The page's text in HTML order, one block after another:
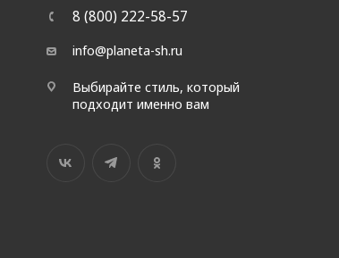
8 (800) 222-58-57
info@planeta-sh.ru
Выбирайте стиль, который
подходит именно вам